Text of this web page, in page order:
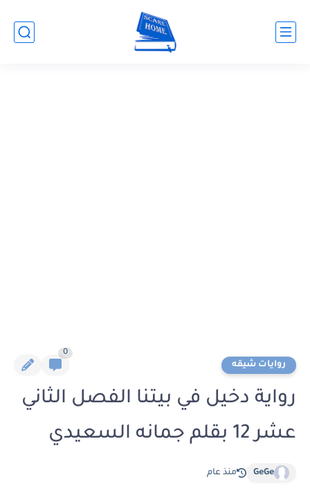
روايات شيقه
0
رواية دخيل في بيتنا الفصل الثاني
عشر 12 بقلم جمانه السعيدي
GeGe منذ عام